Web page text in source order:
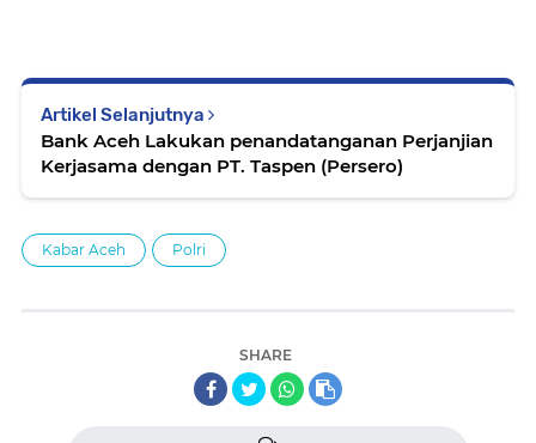
Artikel Selanjutnya
Bank Aceh Lakukan penandatanganan Perjanjian
Kerjasama dengan PT. Taspen (Persero)
Kabar Aceh Polri
SHARE